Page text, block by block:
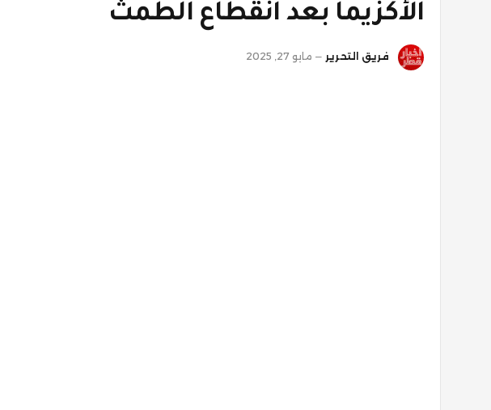
الأكزيما بعد انقطاع الطمث
فريق التحرير مايو 27, 2025